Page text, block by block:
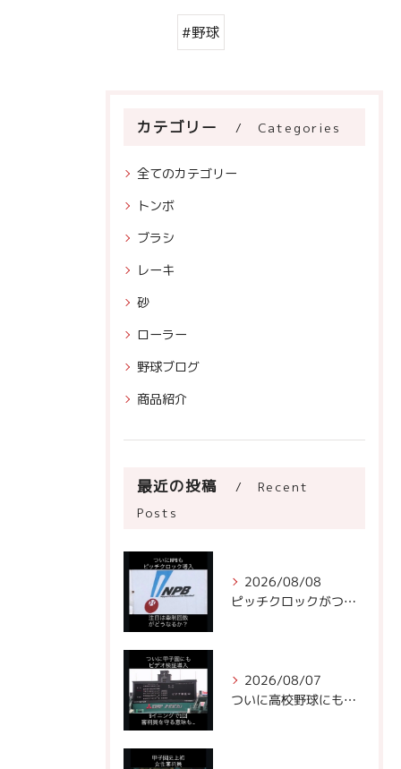
#野球
カテゴリー Categories
全てのカテゴリー
トンボ
ブラシ
レーキ
砂
ローラー
野球ブログ
商品紹介
最近の投稿
Recent
Posts
2026/08/08
ピッチクロックがついにNPBに!
2026/08/07
ついに高校野球にもビデオ判定が！